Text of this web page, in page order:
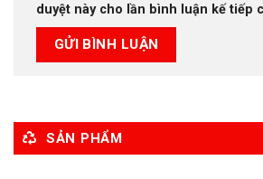
duyệt này cho lần bình luận kế tiếp
SẢN PHẨM